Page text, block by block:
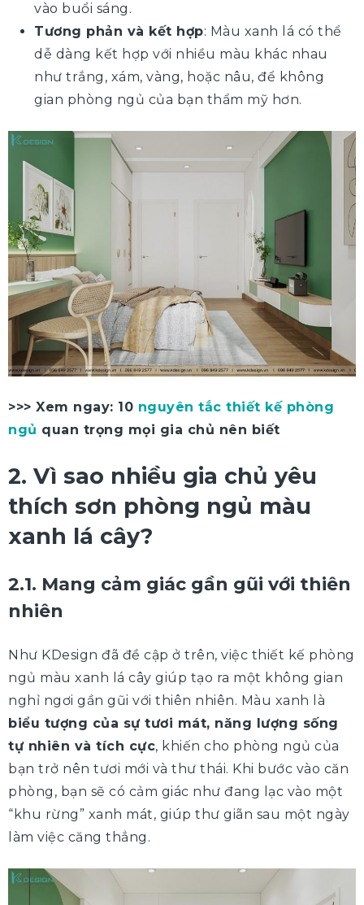
vào buổi sáng.
Tương phản và kết hợp: Màu xanh lá có thể
dễ dàng kết hợp với nhiều màu khác nhau
như trắng, xám, vàng, hoặc nâu, để không
gian phòng ngủ của bạn thẩm mỹ hơn.
>>> Xem ngay: 10 nguyên tắc thiết kế phòng
ngủ quan trọng mọi gia chủ nên biết
2. Vì sao nhiều gia chủ yêu
thích sơn phòng ngủ màu
xanh lá cây?
2.1. Mang cảm giác gần gũi với thiên
nhiên
Như KDesign đã đề cập ở trên, việc thiết kế phòng
ngủ màu xanh lá cây giúp tạo ra một không gian
nghỉ ngơi gần gũi với thiên nhiên. Màu xanh là
biểu tượng của sự tươi mát, năng lượng sống
tự nhiên và tích cực, khiến cho phòng ngủ của
bạn trở nên tươi mới và thư thái. Khi bước vào căn
phòng, bạn sẽ có cảm giác như đang lạc vào một
“khu rừng” xanh mát, giúp thư giãn sau một ngày
làm việc căng thẳng.